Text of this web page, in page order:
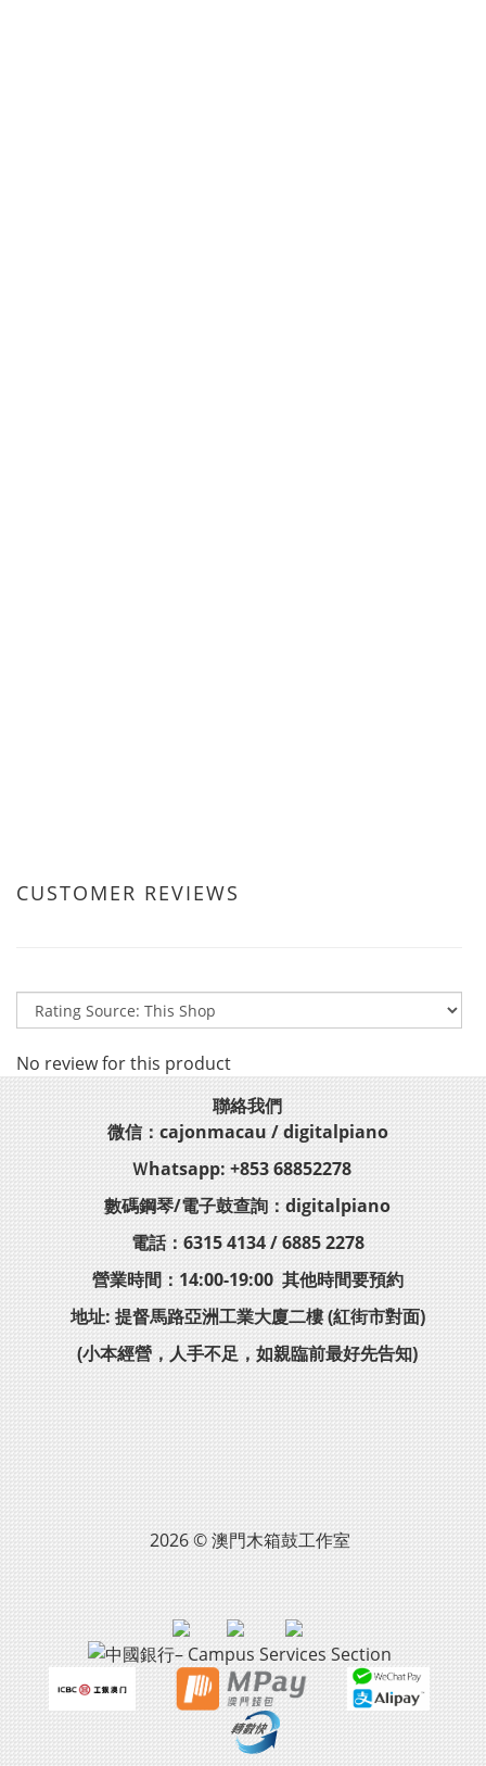
CUSTOMER REVIEWS
No review for this product
聯絡我們
微信：cajonmacau / digitalpiano
Ｗhatsapp: +853 68852278
數碼鋼琴/電子鼓查詢：digitalpiano
電話：6315 4134 / 6885 2278
營業時間：14:00-19:00 其他時間要預約
地址: 提督馬路亞洲工業大廈二樓 (紅街市對面)
(小本經營，人手不足，如親臨前最好先告知)
2026 © 澳門木箱鼓工作室